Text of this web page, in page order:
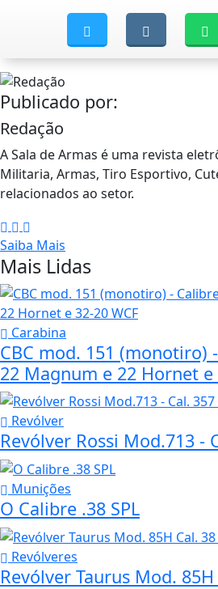
Publicado por:
Redação
A Sala de Armas é uma revista
Militaria, Armas, Tiro Esportivo,
relacionados ao setor.
Saiba Mais
Mais Lidas
Carabina
CBC mod. 151 (monotiro)
22 Magnum e 22 Hornet e
Revólver
Revólver Rossi Mod.713 -
Munições
O Calibre .38 SPL
Revólveres
Revólver Taurus Mod. 85H